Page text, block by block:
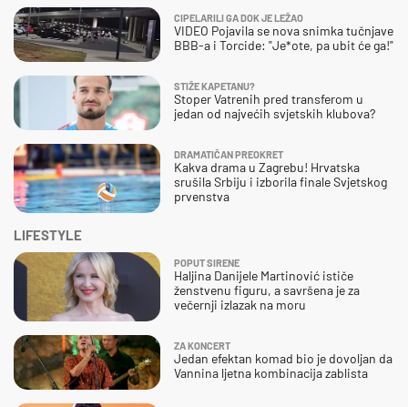
CIPELARILI GA DOK JE LEŽAO
VIDEO Pojavila se nova snimka tučnjave
BBB-a i Torcide: "Je*ote, pa ubit će ga!"
STIŽE KAPETANU?
Stoper Vatrenih pred transferom u
jedan od najvećih svjetskih klubova?
DRAMATIČAN PREOKRET
Kakva drama u Zagrebu! Hrvatska
srušila Srbiju i izborila finale Svjetskog
prvenstva
LIFESTYLE
POPUT SIRENE
Haljina Danijele Martinović ističe
ženstvenu figuru, a savršena je za
večernji izlazak na moru
ZA KONCERT
Jedan efektan komad bio je dovoljan da
Vannina ljetna kombinacija zablista